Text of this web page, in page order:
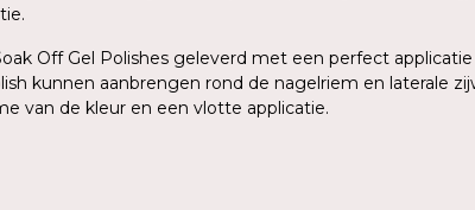
Off Gel Polishes geleverd met een perfect
kunnen aanbrengen rond de nagelriem en laterale
van de kleur en een vlotte applicatie.